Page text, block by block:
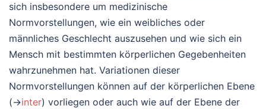
sich insbesondere um medizinische
Normvorstellungen, wie ein weibliches oder
männliches Geschlecht auszusehen und wie sich ein
Mensch mit bestimmten körperlichen Gegebenheiten
wahrzunehmen hat. Variationen dieser
Normvorstellungen können auf der körperlichen Ebene
(→inter) vorliegen oder auch wie auf der Ebene der